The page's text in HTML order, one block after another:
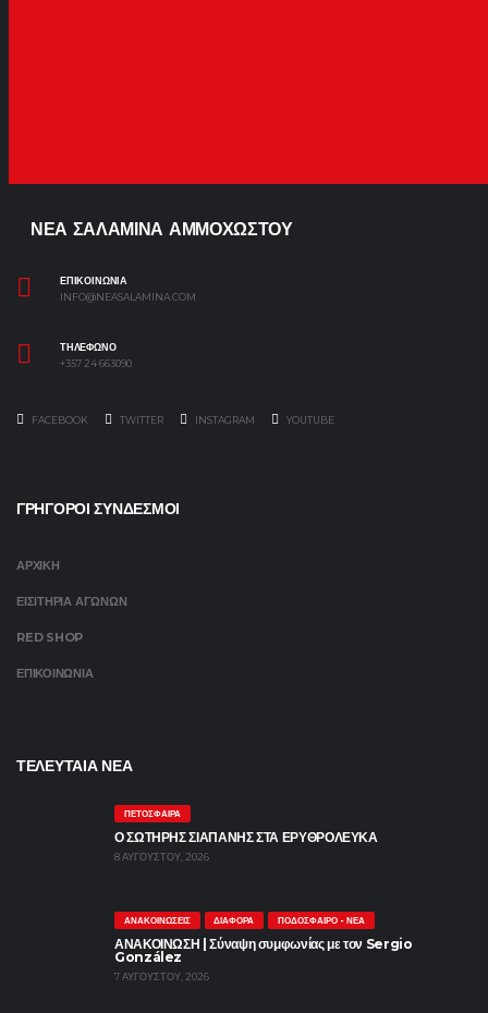
ΝΕΑ ΣΑΛΑΜΙΝΑ ΑΜΜΟΧΩΣΤΟΥ
ΕΠΙΚΟΙΝΩΝΙΑ
INFO@NEASALAMINA.COM
ΤΗΛΕΦΩΝΟ
+357 24 663090
FACEBOOK TWITTER INSTAGRAM YOUTUBE
ΓΡΗΓΟΡΟΙ ΣΥΝΔΕΣΜΟΙ
ΑΡΧΙΚΗ
ΕΙΣΙΤΗΡΙΑ ΑΓΩΝΩΝ
RED SHOP
ΕΠΙΚΟΙΝΩΝΙΑ
ΤΕΛΕΥΤΑΙΑ ΝΕΑ
ΠΕΤΌΣΦΑΙΡΑ
Ο ΣΩΤΗΡΗΣ ΣΙΑΠΑΝΗΣ ΣΤΑ ΕΡΥΘΡΟΛΕΥΚΑ
8 ΑΥΓΟΎΣΤΟΥ, 2026
ΑΝΑΚΟΙΝΏΣΕΙΣ ΔΙΆΦΟΡΑ ΠΟΔΌΣΦΑΙΡΟ - ΝΈΑ
ΑΝΑΚΟΙΝΩΣΗ | Σύναψη συμφωνίας με τον Sergio
González
7 ΑΥΓΟΎΣΤΟΥ, 2026